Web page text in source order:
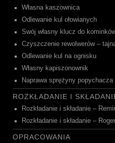
Własna kaszownica
Odlewanie kul ołowianych
Swój własny klucz do
Czyszczenie rewolwerów –
Odlewanie kul na ognisku
Własny kapiszonownik
Naprawa sprężyny popychacza
ROZKŁADANIE I
Rozkładanie i składanie –
Rozkładanie i składanie –
OPRACOWANIA